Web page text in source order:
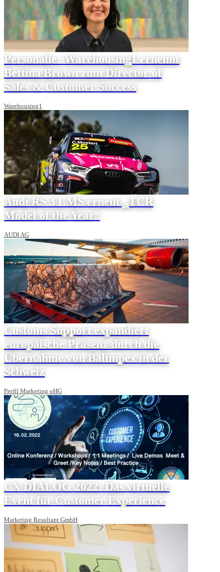
Personalie: Warehousing1 ernennt
Bettina Brown zum Director of
Sales & Customer Success
Warehousing1
Audi RS 3 LMS erneut „TCR
Model of the Year“
AUDI AG
Customs Support expandiert
europäische Präsenz durch die
Übernahme von Balimpex in der
Schweiz
Profil Marketing oHG
CX DIALOG 2022: Das virtuelle
Event für Customer Experience
Marketing Resultant GmbH